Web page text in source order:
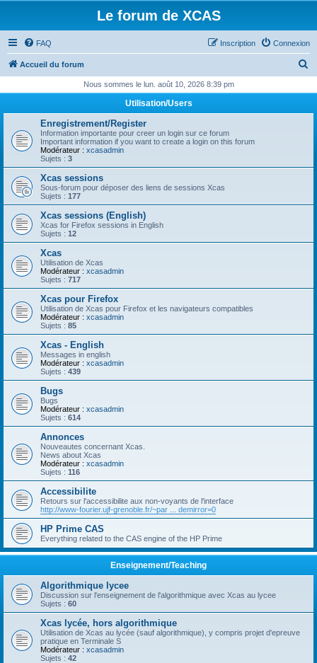
Le forum de XCAS
FAQ Connexion
Inscription
Accueil du forum
h
c
Nous sommes le lun. août 10, 2026 8:39 pm
Utilisation/Users
Enregistrement/Register
Information importante pour creer un login sur ce forum
Important information if you want to create a login on this forum
Modérateur : xcasadmin
Sujets : 3
Xcas sessions
Sous-forum pour déposer des liens de sessions Xcas
Sujets : 177
Xcas sessions (English)
Xcas for Firefox sessions in English
Sujets : 12
Xcas
Utilisation de Xcas
Modérateur : xcasadmin
Sujets : 717
Xcas pour Firefox
Utilisation de Xcas pour Firefox et les navigateurs compatibles
Modérateur : xcasadmin
Sujets : 85
Xcas - English
Messages in english
Modérateur : xcasadmin
Sujets : 439
Bugs
Bugs
Modérateur : xcasadmin
Sujets : 614
Annonces
Nouveautes concernant Xcas.
News about Xcas
Modérateur : xcasadmin
Sujets : 116
Accessibilite
Retours sur l'accessibilite aux non-voyants de l'interface
http://www-fourier.ujf-grenoble.fr/~par ... demirror=0
HP Prime CAS
Everything related to the CAS engine of the HP Prime
Enseignement/Teaching
Algorithmique lycee
Discussion sur l'enseignement de l'algorithmique avec Xcas au lycee
Sujets : 60
Xcas lycée, hors algorithmique
Utilisation de Xcas au lycée (sauf algorithmique), y compris projet d'epreuve
pratique en Terminale S
Modérateur : xcasadmin
Sujets : 42